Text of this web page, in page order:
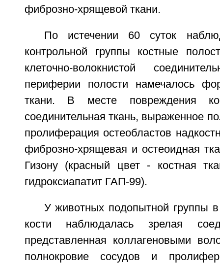
фиброзно-хрящевой ткани.
По истечении 60 суток
контрольной группы костные
клеточно-волокнистой
периферии полости намечалось
ткани. В месте повреждения
соединительная ткань, выраженное
пролиферация остеобластов
фиброзно-хрящевая и остеоидная
Гизону (красный цвет - костная
гидроксиапатит ГАП-99).
У животных подопытной группы
кости наблюдалась зрелая
представленная коллагеновыми
полнокровие сосудов и